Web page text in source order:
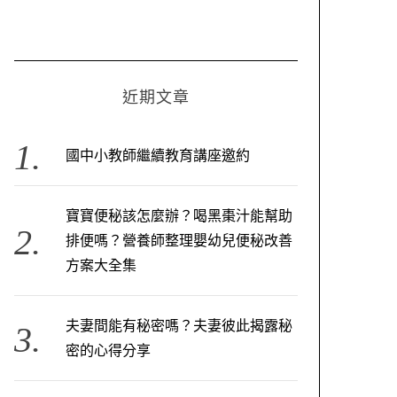
近期文章
國中小教師繼續教育講座邀約
寶寶便秘該怎麼辦？喝黑棗汁能幫助
排便嗎？營養師整理嬰幼兒便秘改善
方案大全集
夫妻間能有秘密嗎？夫妻彼此揭露秘
密的心得分享